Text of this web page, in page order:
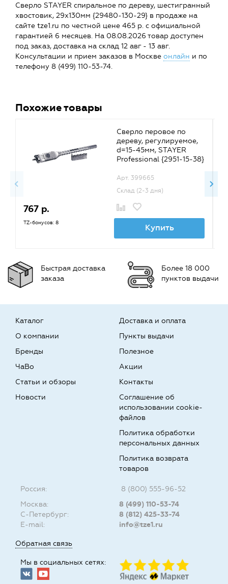
Сверло STAYER спиральное по дереву, шестигранный
хвостовик, 29x130мм {29480-130-29} в продаже на
сайте tze1.ru по честной цене 465 р. с официальной
гарантией 6 месяцев. На 08.08.2026 товар доступен
под заказ, доставка на склад 12 авг - 13 авг.
Консультации и прием заказов в Москве онлайн и по
телефону 8 (499) 110-53-74.
Похожие товары
Сверло перовое по
дереву, регулируемое,
d=15-45мм, STAYER
Professional {2951-15-38}
Арт. 399665
Склад (2-3 дня)
767 р.
TZ-бонусов: 8 Купить
Быстрая доставка
заказа
Более 18 000
пунктов выдачи
Каталог
О компании
Бренды
Доставка и оплата
Пункты выдачи
Полезное
ЧаВо
Статьи и обзоры
Новости
Акции
Контакты
Соглашение об
использовании cookie-
файлов
Политика обработки
персональных данных
Политика возврата
товаров
Россия:
8 (800) 555-96-52
Москва:
8 (499) 110-53-74
С-Петербург:
8 (812) 425-33-74
E-mail:
info@tze1.ru
Обратная связь
Мы в социальных сетях: